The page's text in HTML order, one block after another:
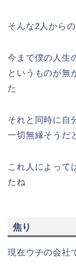
そんな2人から
今まで僕の人生
というものが無
た
それと同時に自
一切無縁そうだ
これ人によって
たね
焦り
現在ウチの会社